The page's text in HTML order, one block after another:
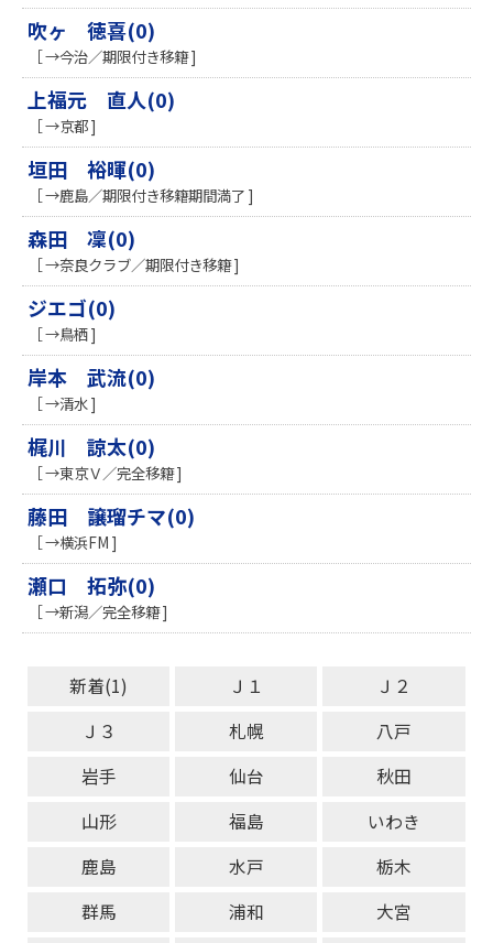
吹ヶ 徳喜(0)
［ →今治／期限付き移籍 ]
上福元 直人(0)
［ →京都 ]
垣田 裕暉(0)
［ →鹿島／期限付き移籍期間満了 ]
森田 凜(0)
［ →奈良クラブ／期限付き移籍 ]
ジエゴ(0)
［ →鳥栖 ]
岸本 武流(0)
［ →清水 ]
梶川 諒太(0)
［ →東京Ｖ／完全移籍 ]
藤田 譲瑠チマ(0)
［ →横浜FM ]
瀬口 拓弥(0)
［ →新潟／完全移籍 ]
新着(1) Ｊ１
Ｊ２
Ｊ３
札幌
八戸
岩手
仙台
秋田
山形
福島
いわき
鹿島
水戸
栃木
群馬
浦和
大宮